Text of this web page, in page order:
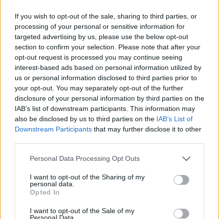
If you wish to opt-out of the sale, sharing to third parties, or
processing of your personal or sensitive information for
targeted advertising by us, please use the below opt-out
section to confirm your selection. Please note that after your
opt-out request is processed you may continue seeing
interest-based ads based on personal information utilized by
us or personal information disclosed to third parties prior to
your opt-out. You may separately opt-out of the further
disclosure of your personal information by third parties on the
IAB’s list of downstream participants. This information may
also be disclosed by us to third parties on the IAB’s List of
Downstream Participants that may further disclose it to other
Personal Data Processing Opt Outs
I want to opt-out of the Sharing of my
personal data.
Opted In
I want to opt-out of the Sale of my
Personal Data.
transazioni avviene con la carta di credito. L’utente, quindi, cerca
in primo luogogaranzie contro furti e frodi, ma non solo. La nuova
tendenza è il pagamento rateale anche per piccoli acquisti
online: “ Grazie all’integrazione Scala Pay, startup di fintech
australiana– ricorda la sales director –Kooomo ha aumentato
del 40% le vendite di Miss Bikini”.